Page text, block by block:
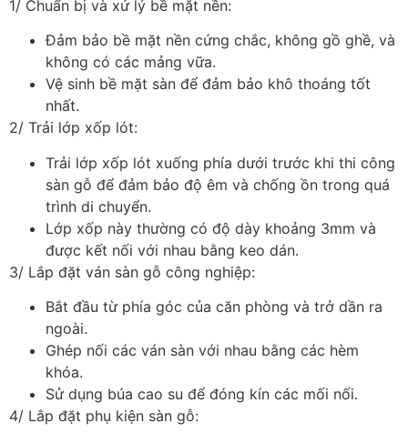
1/ Chuẩn bị và xử lý bề mặt nền:
Đảm bảo bề mặt nền cứng chắc, không gồ ghề, và
không có các mảng vữa.
Vệ sinh bề mặt sàn để đảm bảo khô thoáng tốt
nhất.
2/ Trải lớp xốp lót:
Trải lớp xốp lót xuống phía dưới trước khi thi công
sàn gỗ để đảm bảo độ êm và chống ồn trong quá
trình di chuyển.
Lớp xốp này thường có độ dày khoảng 3mm và
được kết nối với nhau bằng keo dán.
3/ Lắp đặt ván sàn gỗ công nghiệp:
Bắt đầu từ phía góc của căn phòng và trở dần ra
ngoài.
Ghép nối các ván sàn với nhau bằng các hèm
khóa.
Sử dụng búa cao su để đóng kín các mối nối.
4/ Lắp đặt phụ kiện sàn gỗ: